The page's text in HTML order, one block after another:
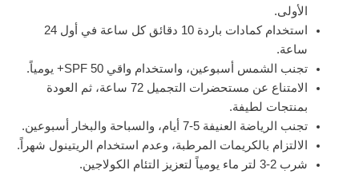
الأولى.
استخدام كمادات باردة 10 دقائق كل ساعة في أول 24
ساعة.
تجنب الشمس أسبوعين، واستخدام واقي SPF 50+ يومياً.
الامتناع عن مستحضرات التجميل 72 ساعة، ثم العودة
بمنتجات لطيفة.
تجنب الرياضة العنيفة 5-7 أيام، والسباحة والبخار أسبوعين.
الالتزام بالكريمات المرطبة، وعدم استخدام الريتينول شهراً.
شرب 2-3 لتر ماء يومياً لتعزيز التئام الكولاجين.